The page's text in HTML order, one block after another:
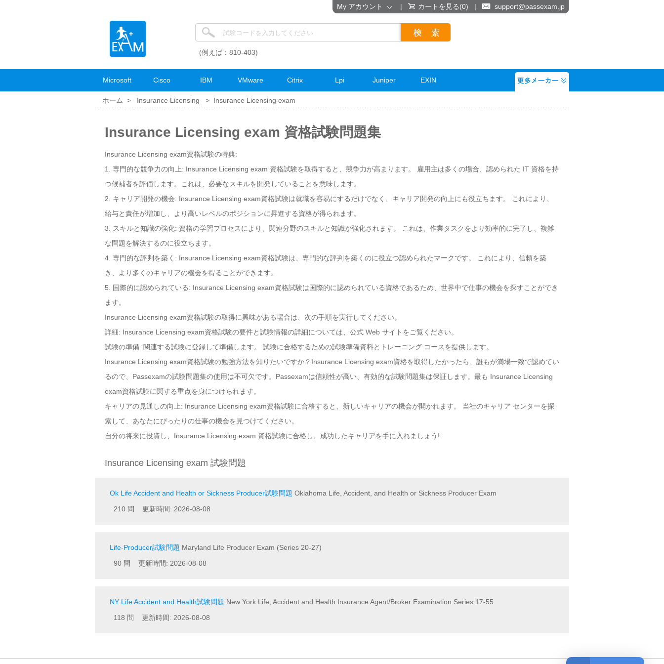
(例えば：810-403)
Microsoft Cisco IBM VMware Citrix Lpi Juniper EXIN
ホーム > Insurance Licensing > Insurance Licensing exam
Insurance Licensing exam 資格試験問題集
Insurance Licensing exam資格試験の特典:
1. 専門的な競争力の向上: Insurance Licensing exam 資格試験を取得すると、競争力が高まります。 雇用主は多くの場合、認められた IT 資格を持
つ候補者を評価します。これは、必要なスキルを開発していることを意味します。
2. キャリア開発の機会: Insurance Licensing exam資格試験は就職を容易にするだけでなく、キャリア開発の向上にも役立ちます。 これにより、
給与と責任が増加し、より高いレベルのポジションに昇進する資格が得られます。
3. スキルと知識の強化: 資格の学習プロセスにより、関連分野のスキルと知識が強化されます。 これは、作業タスクをより効率的に完了し、複雑
な問題を解決するのに役立ちます。
4. 専門的な評判を築く: Insurance Licensing exam資格試験は、専門的な評判を築くのに役立つ認められたマークです。 これにより、信頼を築
き、より多くのキャリアの機会を得ることができます。
5. 国際的に認められている: Insurance Licensing exam資格試験は国際的に認められている資格であるため、世界中で仕事の機会を探すことができ
ます。
Insurance Licensing exam資格試験の取得に興味がある場合は、次の手順を実行してください。
詳細: Insurance Licensing exam資格試験の要件と試験情報の詳細については、公式 Web サイトをご覧ください。
試験の準備: 関連する試験に登録して準備します。 試験に合格するための試験準備資料とトレーニング コースを提供します。
Insurance Licensing exam資格試験の勉強方法を知りたいですか？Insurance Licensing exam資格を取得したかったら、誰もが満場一致で認めてい
るので、Passexamの試験問題集の使用は不可欠です。Passexamは信頼性が高い、有効的な試験問題集は保証します。最も Insurance Licensing
exam資格試験に関する重点を身につけられます。
キャリアの見通しの向上: Insurance Licensing exam資格試験に合格すると、新しいキャリアの機会が開かれます。 当社のキャリア センターを探
索して、あなたにぴったりの仕事の機会を見つけてください。
自分の将来に投資し、Insurance Licensing exam 資格試験に合格し、成功したキャリアを手に入れましょう!
Insurance Licensing exam 試験問題
Ok Life Accident and Health or Sickness Producer試験問題 Oklahoma Life, Accident, and Health or Sickness Producer Exam
210 問 更新時間: 2026-08-08
Life-Producer試験問題 Maryland Life Producer Exam (Series 20-27)
90 問 更新時間: 2026-08-08
NY Life Accident and Health試験問題 New York Life, Accident and Health Insurance Agent/Broker Examination Series 17-55
118 問 更新時間: 2026-08-08
My アカウント | カートを見る(0) | support@passexam.jp